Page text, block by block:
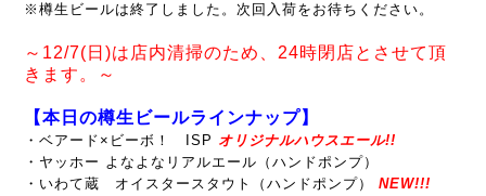
※樽生ビールは終了しました。次回入荷をお待ちください。
～12/7(日)は店内清掃のため、24時閉店とさせて頂
きます。～
【本日の樽生ビールラインナップ】
・ベアード×ビーボ！ ISP オリジナルハウスエール!!
・ヤッホー よなよなリアルエール（ハンドポンプ）
・いわて蔵 オイスタースタウト（ハンドポンプ）
NEW!!!